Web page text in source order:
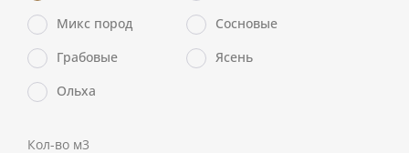
Микс пород
Сосновые
Грабовые
Ясень
Ольха
Кол-во м3